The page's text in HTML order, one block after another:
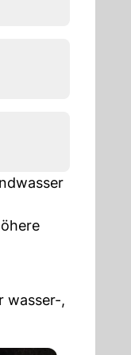
wasser-,